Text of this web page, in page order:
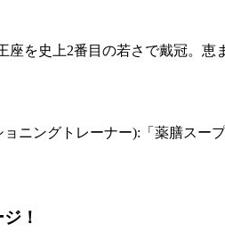
座を史上2番目の若さで戴冠。
ニングトレーナー):「薬膳スー
！